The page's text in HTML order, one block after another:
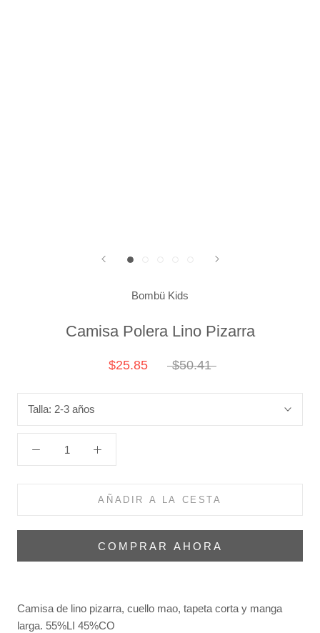
Bombü Kids
Camisa Polera Lino Pizarra
$25.85 $50.41
Talla: 2-3 años
AÑADIR A LA CESTA
COMPRAR AHORA
Camisa de lino pizarra, cuello mao, tapeta corta y manga
larga. 55%LI 45%CO